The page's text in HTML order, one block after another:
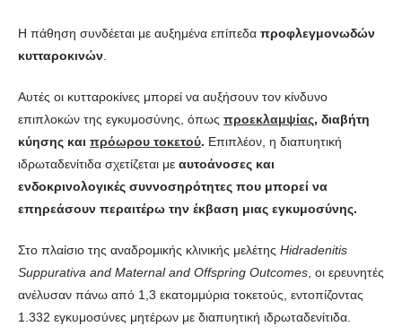
Η πάθηση συνδέεται με αυξημένα επίπεδα προφλεγμονωδών
κυτταροκινών
Αυτές οι κυτταροκίνες μπορεί να αυξήσουν τον κίνδυνο
επιπλοκών της εγκυμοσύνης, όπως προεκλαμψίας, διαβήτη
κύησης και πρόωρου τοκετού. Επιπλέον, η διαπυητική
ιδρωταδενίτιδα σχετίζεται με αυτοάνοσες και
ενδοκρινολογικές συννοσηρότητες που μπορεί να
επηρεάσουν περαιτέρω την έκβαση μιας εγκυμοσύνης.
Στο πλαίσιο της αναδρομικής κλινικής μελέτης Hidradenitis
Suppurativa and Maternal and Offspring Outcomes , οι ερευνητές
ανέλυσαν πάνω από 1,3 εκατομμύρια τοκετούς, εντοπίζοντας
1.332 εγκυμοσύνες μητέρων με διαπυητική ιδρωταδενίτιδα.